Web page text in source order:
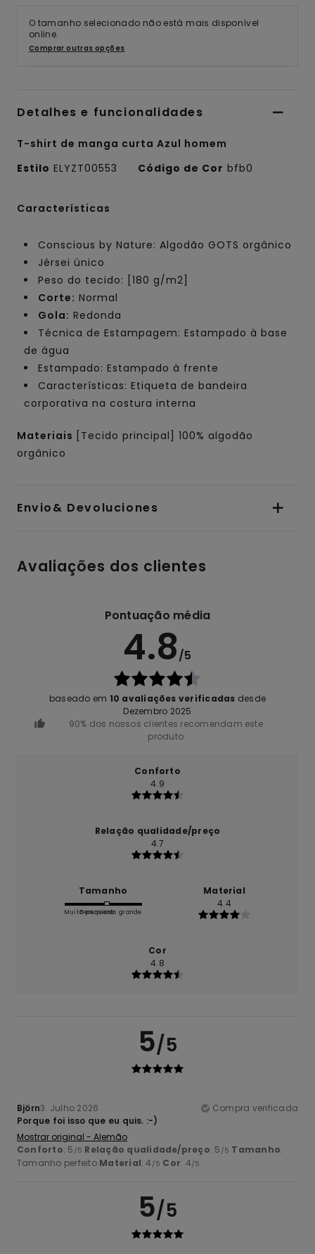
O tamanho selecionado não está mais disponível
online.
Comprar outras opções
Detalhes e funcionalidades
T-shirt de manga curta Azul homem
Estilo ELYZT00553 Código de Cor bfb0
Características
Conscious by Nature: Algodão GOTS orgânico
Jérsei único
Peso do tecido: [180 g/m2]
Corte: Normal
Gola: Redonda
Técnica de Estampagem: Estampado à base
de água
Estampado: Estampado à frente
Características: Etiqueta de bandeira
corporativa na costura interna
Materiais
[Tecido principal] 100% algodão
orgânico
Envio& Devoluciones
Avaliações dos clientes
Pontuação média
4.8/5
baseado em 10 avaliações verificadas desde
Dezembro 2025
90% dos nossos clientes recomendam este
produto
Conforto
4.9
Relação qualidade/preço
4.7
Tamanho
Muito pequeno
Demasiado grande
Material
4.4
Cor
4.8
5/5
Björn3. Julho 2026
Compra verificada
Porque foi isso que eu quis. :-)
Mostrar original - Alemão
Conforto: 5 /5 Relação qualidade/preço: 5 /5 Tamanho:
Tamanho perfeito Material: 4 /5 Cor: 4/5
5/5